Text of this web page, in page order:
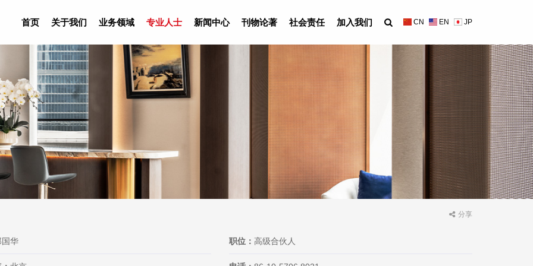
首页 关于我们 业务领域 专业人士 新闻中心 刊物论著 社会责任 加入我们 CN EN JP
分享
华 职位：高级合伙人